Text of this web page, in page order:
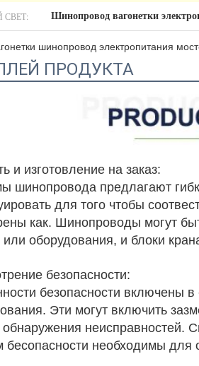
Шинопровод вагонетки
шинопровод электропитания
ПРОДУКТА
и изготовление на заказ:
шинопровода предлагают
для того чтобы
как. Шинопроводы могут
или оборудования, и блоки
безопасности:
безопасности включены
Эти могут включить
обнаружения неисправностей.
бесопасности необходимы для